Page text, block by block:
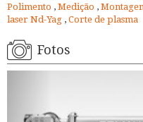
Polimento , Medição ,
laser Nd-Yag , Corte de plasma
Fotos